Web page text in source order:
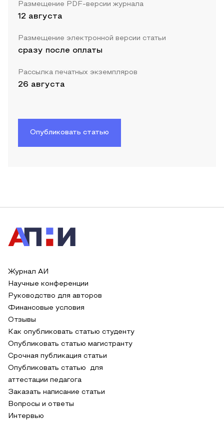
Размещение PDF-версии журнала
12 августа
Размещение электронной версии статьи
сразу после оплаты
Рассылка печатных экземпляров
26 августа
Опубликовать статью
Журнал АИ
Научные конференции
Руководство для авторов
Финансовые условия
Отзывы
Как опубликовать статью студенту
Опубликовать статью магистранту
Срочная публикация статьи
Опубликовать статью для
аттестации педагога
Заказать написание статьи
Вопросы и ответы
Интервью